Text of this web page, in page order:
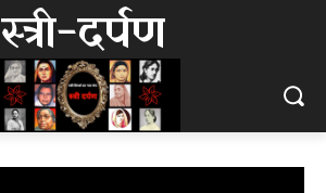
स्त्री-दर्पण